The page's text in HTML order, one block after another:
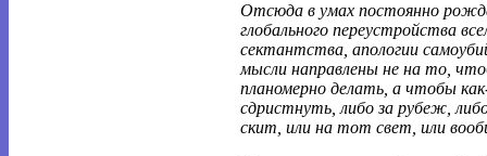
Отсюда в умах постоянно
глобального переустройства
сектантства, апологии
мысли направлены не на то,
планомерно делать, а чтобы
сдристнуть, либо за рубеж,
скит, или на тот свет, или